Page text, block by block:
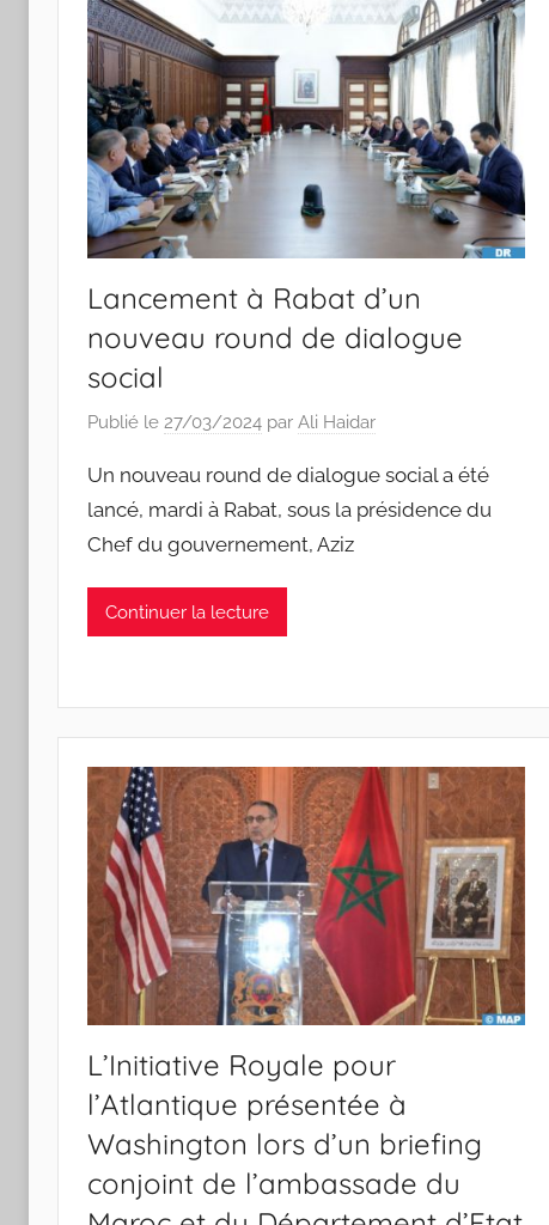
Lancement à Rabat d’un
nouveau round de dialogue
social
Publié le 27/03/2024 par Ali Haidar
Un nouveau round de dialogue social a été
lancé, mardi à Rabat, sous la présidence du
Chef du gouvernement, Aziz
Continuer la lecture
L’Initiative Royale pour
l’Atlantique présentée à
Washington lors d’un briefing
conjoint de l’ambassade du